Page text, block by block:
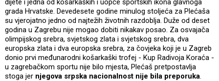
dijete i jedna od košarkaških i uopće sportskih ikona glavnoga
grada Hrvatske. Devedesete godine minulog stoljeća za Plećaša
su vjerojatno jedno od najtežih životnih razdoblja. Duže od deset
godina u Zagrebu nije mogao dobiti nikakav posao. Za osvajača
olimpijskog srebra, svjetskog zlata i svjetskog srebra, dva
europska zlata i dva europska srebra, za čovjeka koji je u Zagreb
donio prvi međunarodni košarkaški trofej - Kup Radivoja Koraća -
u zagrebačkom sportu nije bilo mjesta, Plećaš pretpostavlja
stoga jer njegova srpska nacionalnost nije bila preporuka.